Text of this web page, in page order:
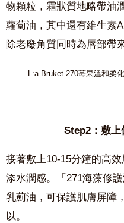
物顆粒，霜狀質地略帶油
蘿蔔油，其中還有維生素
除老廢角質同時為唇部帶
L:a Bruket 270苺果溫和柔
Step2：敷上
接著敷上10-15分鐘的高
添水潤感。「271海藻修
乳薊油，可保護肌膚屏障
以。